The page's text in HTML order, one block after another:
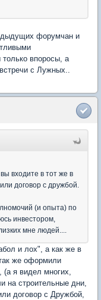
форумчан и
впоросы, а
с Лужных..
входите в тот же в
договор с дружбой.
(и опыта) по
инвестором,
мне людей....
и лох", а как же в
же оформили
(а я видел многих,
на строительные дни,
договор с Дружбой,